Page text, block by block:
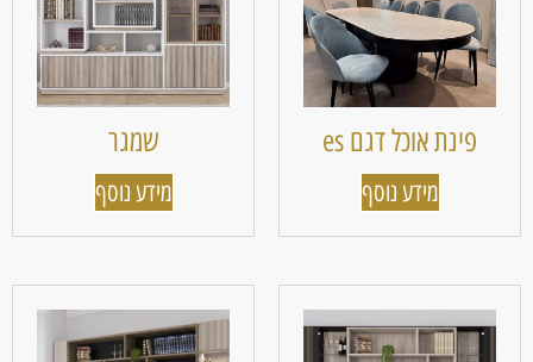
פינת אוכל דגם es
מידע נוסף
שמגר
מידע נוסף